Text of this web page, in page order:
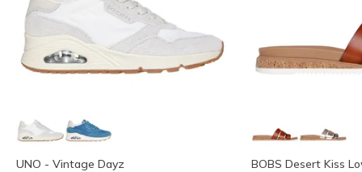
UNO - Vintage Dayz BOBS Desert Kiss